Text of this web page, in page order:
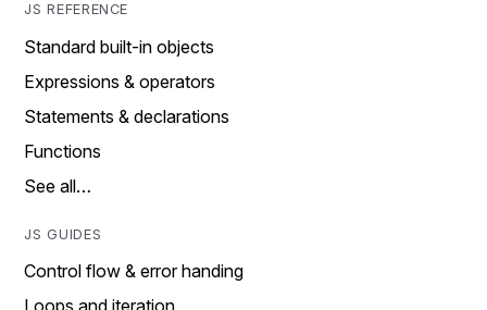
JS REFERENCE
Standard built-in objects
Expressions & operators
Statements & declarations
Functions
See all…
JS GUIDES
Control flow & error handing